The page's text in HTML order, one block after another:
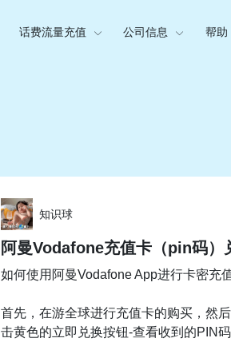
话费流量充值 公司信息 帮助
知识球
阿曼Vodafone充值卡（pin码）
如何使用阿曼Vodafone App进行卡密充
首先，在游全球进行充值卡的购买，然
击黄色的立即兑换按钮-查看收到的PIN码